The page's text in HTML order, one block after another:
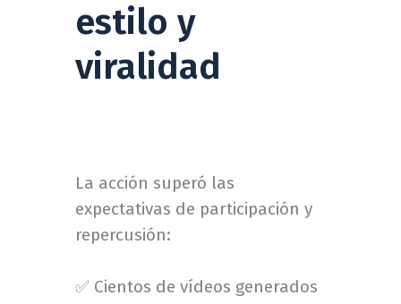
estilo y
viralidad
La acción superó las
expectativas de participación y
repercusión:
✅ Cientos de vídeos generados